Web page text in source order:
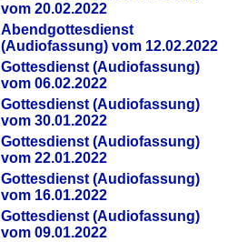
vom 20.02.2022
Abendgottesdienst
(Audiofassung) vom 12.02.2022
Gottesdienst (Audiofassung)
vom 06.02.2022
Gottesdienst (Audiofassung)
vom 30.01.2022
Gottesdienst (Audiofassung)
vom 22.01.2022
Gottesdienst (Audiofassung)
vom 16.01.2022
Gottesdienst (Audiofassung)
vom 09.01.2022